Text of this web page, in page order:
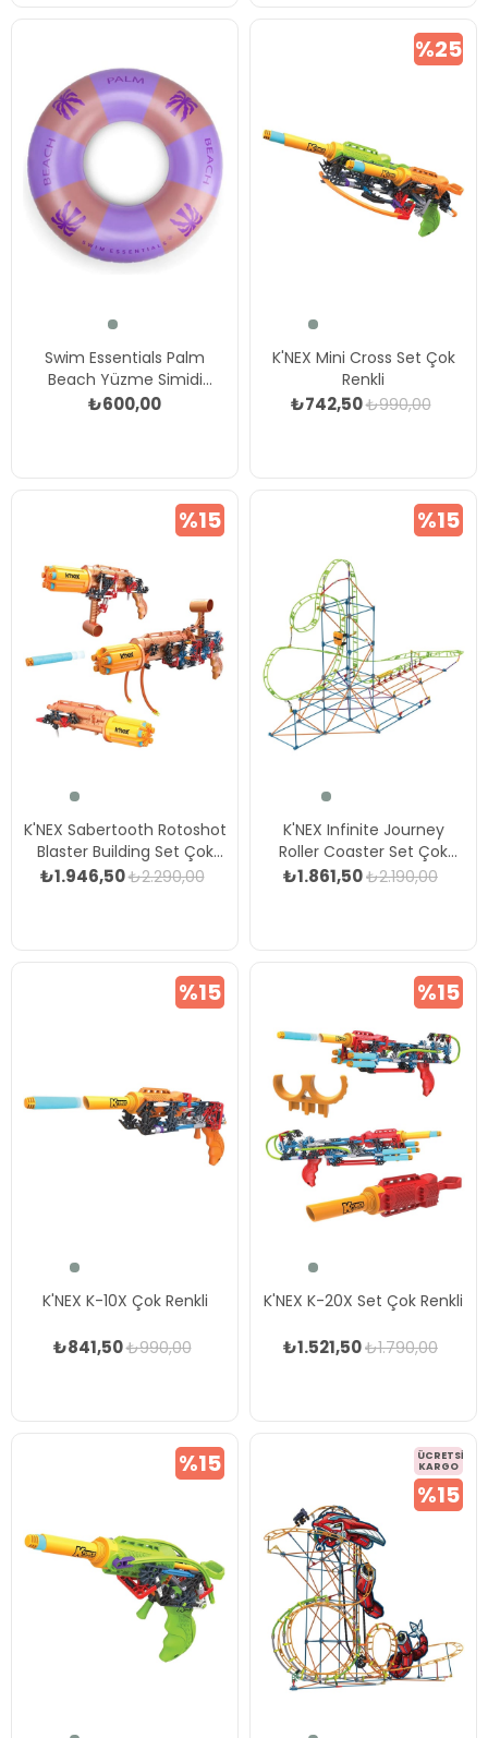
Swim Essentials Palm
Beach Yüzme Simidi
120cm Çok Renkli
₺600,00
K'NEX Mini Cross Set Çok
Renkli
₺742,50₺990,00
%25
K'NEX Sabertooth Rotoshot
Blaster Building Set Çok
Renkli
₺1.946,50₺2.290,00
%15
K'NEX Infinite Journey
Roller Coaster Set Çok
Renkli
₺1.861,50₺2.190,00
%15
K'NEX K-10X Çok Renkli
₺841,50₺990,00
%15
K'NEX K-20X Set Çok Renkli
₺1.521,50₺1.790,00
%15
%15
ÜCRETSIZ
KARGO
%15